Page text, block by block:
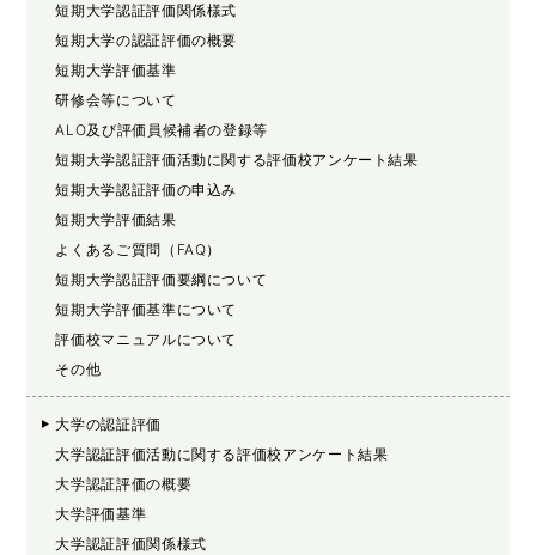
短期大学認証評価関係様式
短期大学の認証評価の概要
短期大学評価基準
研修会等について
ALO及び評価員候補者の登録等
短期大学認証評価活動に関する評価校アンケート結果
短期大学認証評価の申込み
短期大学評価結果
よくあるご質問（FAQ）
短期大学認証評価要綱について
短期大学評価基準について
評価校マニュアルについて
その他
大学の認証評価
大学認証評価活動に関する評価校アンケート結果
大学認証評価の概要
大学評価基準
大学認証評価関係様式